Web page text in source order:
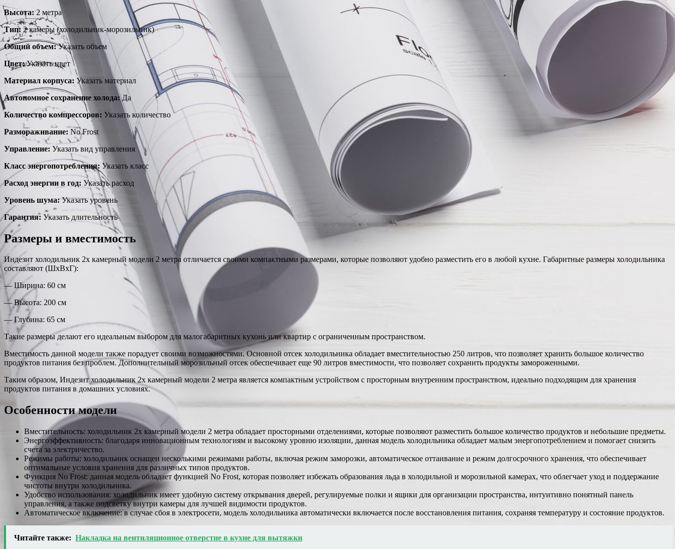
Высота:2 метра
Тип: 2 камеры (холодильник-морозильник)
Общий объем:Указать объем
Цвет:Указать цвет
Материал корпуса: Указать материал
Автономное сохранение холода:Да
Количество компрессоров: Указать количество
Размораживание: No Frost
Управление: Указать вид управления
Класс энергопотребления: Указать класс
Расход энергии в год: Указать расход
Уровень шума:Указать уровень
Гарантия: Указать длительность
Размеры и вместимость
Индезит холодильник 2х камерный модели 2 метра отличается своими компактными размерами, которые позволяют удобно разместить его в любой кухне. Габаритные размеры холодильника
составляют (ШхВхГ):
— Ширина: 60 см
— Высота: 200 см
— Глубина: 65 см
Такие размеры делают его идеальным выбором для малогабаритных кухонь или квартир с ограниченным пространством.
Вместимость данной модели также порадует своими возможностями. Основной отсек холодильника обладает вместительностью 250 литров, что позволяет хранить большое количество
продуктов питания без проблем. Дополнительный морозильный отсек обеспечивает еще 90 литров вместимости, что позволяет сохранить продукты замороженными.
Таким образом, Индезит холодильник 2х камерный модели 2 метра является компактным устройством с просторным внутренним пространством, идеально подходящим для хранения
продуктов питания в домашних условиях.
Особенности модели
Вместительность: холодильник 2х камерный модели 2 метра обладает просторными отделениями, которые позволяют разместить большое количество продуктов и небольшие предметы.
Энергоэффективность: благодаря инновационным технологиям и высокому уровню изоляции, данная модель холодильника обладает малым энергопотреблением и помогает снизить
счета за электричество.
Режимы работы: холодильник оснащен несколькими режимами работы, включая режим заморозки, автоматическое оттаивание и режим долгосрочного хранения, что обеспечивает
оптимальные условия хранения для различных типов продуктов.
Функция No Frost: данная модель обладает функцией No Frost, которая позволяет избежать образования льда в холодильной и морозильной камерах, что облегчает уход и поддержание
чистоты внутри холодильника.
Удобство использования: холодильник имеет удобную систему открывания дверей, регулируемые полки и ящики для организации пространства, интуитивно понятный панель
управления, а также подсветку внутри камеры для лучшей видимости продуктов.
Автоматическое включение: в случае сбоя в электросети, модель холодильника автоматически включается после восстановления питания, сохраняя температуру и состояние продуктов.
Читайте также: Накладка на вентиляционное отверстие в кухне для вытяжки